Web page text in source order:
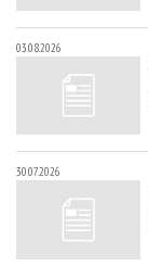
03.08.2026
30.07.2026